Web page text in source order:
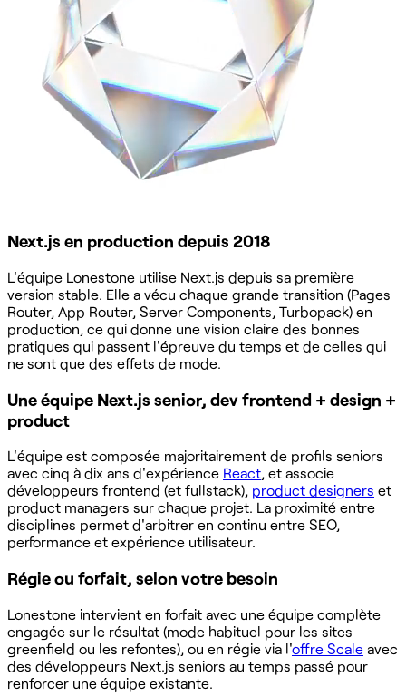
Next.js en production depuis 2018
L'équipe Lonestone utilise Next.js depuis sa première
version stable. Elle a vécu chaque grande transition (Pages
Router, App Router, Server Components, Turbopack) en
production, ce qui donne une vision claire des bonnes
pratiques qui passent l'épreuve du temps et de celles qui
ne sont que des effets de mode.
Une équipe Next.js senior, dev frontend + design +
product
L'équipe est composée majoritairement de profils seniors
avec cinq à dix ans d'expérience React, et associe
développeurs frontend (et fullstack), product designers et
product managers sur chaque projet. La proximité entre
disciplines permet d'arbitrer en continu entre SEO,
performance et expérience utilisateur.
Régie ou forfait, selon votre besoin
Lonestone intervient en forfait avec une équipe complète
engagée sur le résultat (mode habituel pour les sites
greenfield ou les refontes), ou en régie via l'offre Scale avec
des développeurs Next.js seniors au temps passé pour
renforcer une équipe existante.